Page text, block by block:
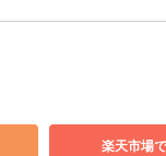
楽天市場